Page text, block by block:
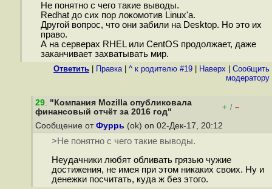
Не понятно с чего такие выводы.
Redhat до сих пор локомотив Linux'а.
Другой вопрос, что они забили на Desktop. Но это их
право.
А на серверах RHEL или CentOS продолжает, даже
заканчивает захватывать мир.
Ответить Правка| ^ к родителю #19 Наверх
Cообщить
модератору
29. "Компания Mozilla опубликовала
финансовый отчёт за 2016 год"
+ / –
Сообщение от Фуррь (ok) on 02-Дек-17, 20:12
>Не понятно с чего такие выводы.
Неудачники любят обливать грязью чужие
достижения, не имея при этом никаких своих. Ну и
денежки посчитать, куда ж без этого.